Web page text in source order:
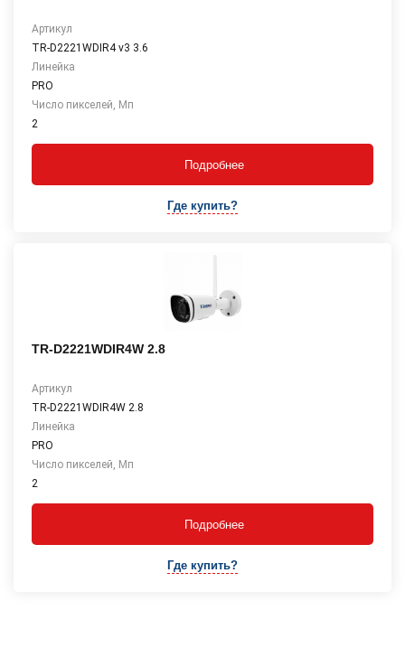
Артикул
TR-D2221WDIR4 v3 3.6
Линейка
PRO
Число пикселей, Мп
2
Подробнее
Где купить?
TR-D2221WDIR4W 2.8
Артикул
TR-D2221WDIR4W 2.8
Линейка
PRO
Число пикселей, Мп
2
Подробнее
Где купить?